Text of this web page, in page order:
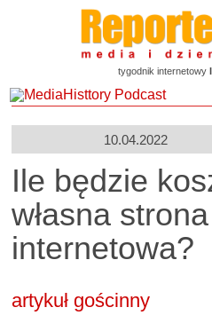
tygodnik internetowy
10.04.2022
Ile będzie
własna strona
internetowa?
artykuł gościnny